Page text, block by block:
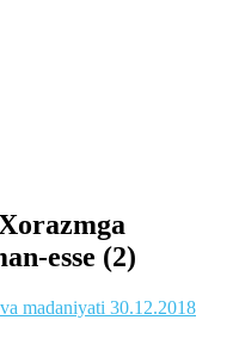
esse (2)
madaniyati 30.12.2018